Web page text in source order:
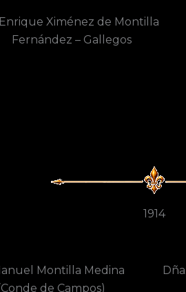
Ximénez de Montilla
Fernández – Gallegos
1914
Montilla Medina
de Campos)